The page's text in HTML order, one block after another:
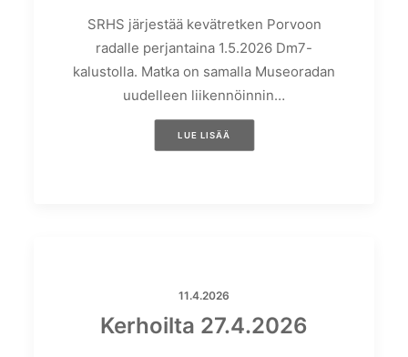
SRHS järjestää kevätretken Porvoon
radalle perjantaina 1.5.2026 Dm7-
kalustolla. Matka on samalla Museoradan
uudelleen liikennöinnin…
LUE LISÄÄ
11.4.2026
Kerhoilta 27.4.2026